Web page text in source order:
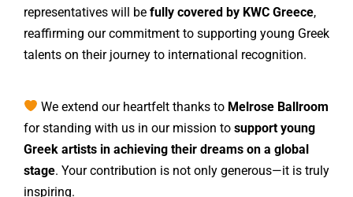
representatives will be fully covered by KWC Greece,
reaffirming our commitment to supporting young Greek
talents on their journey to international recognition.
We extend our heartfelt thanks to Melrose Ballroom
for standing with us in our mission to support young
Greek artists in achieving their dreams on a global
stage. Your contribution is not only generous—it is truly
inspiring.